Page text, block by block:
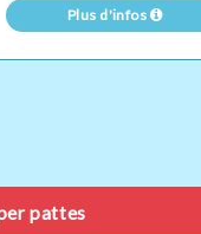
Plus d'infos
pattes